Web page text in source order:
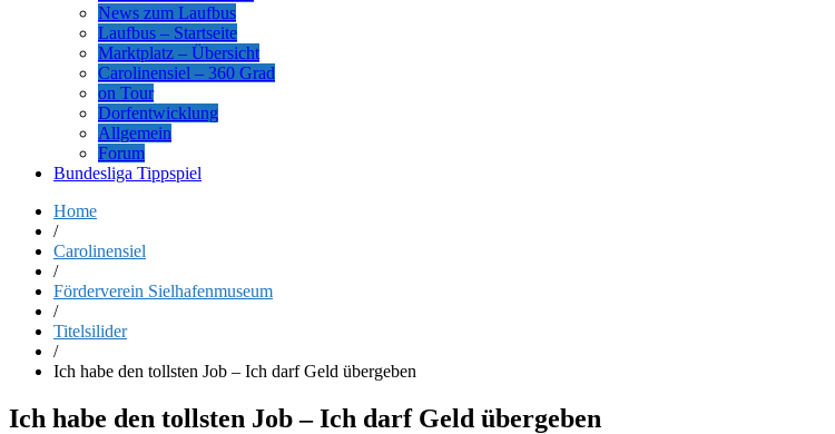
News zum Laufbus
Laufbus – Startseite
Marktplatz – Übersicht
Carolinensiel – 360 Grad
on Tour
Dorfentwicklung
Allgemein
Forum
Bundesliga Tippspiel
Home
/
Carolinensiel
/
Förderverein Sielhafenmuseum
/
Titelsilider
/
Ich habe den tollsten Job – Ich darf Geld übergeben
Ich habe den tollsten Job – Ich darf Geld übergeben